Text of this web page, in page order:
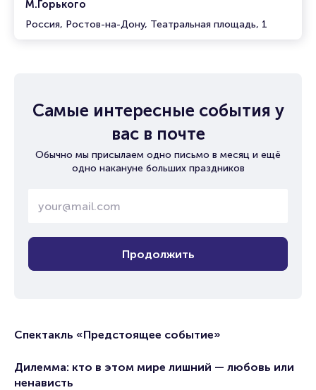
М.Горького
Россия, Ростов-на-Дону, Театральная площадь, 1
Самые интересные события у
вас в почте
Обычно мы присылаем одно письмо в месяц и ещё
одно накануне больших праздников
Продолжить
Спектакль «Предстоящее событие»
Дилемма: кто в этом мире лишний — любовь или
ненависть